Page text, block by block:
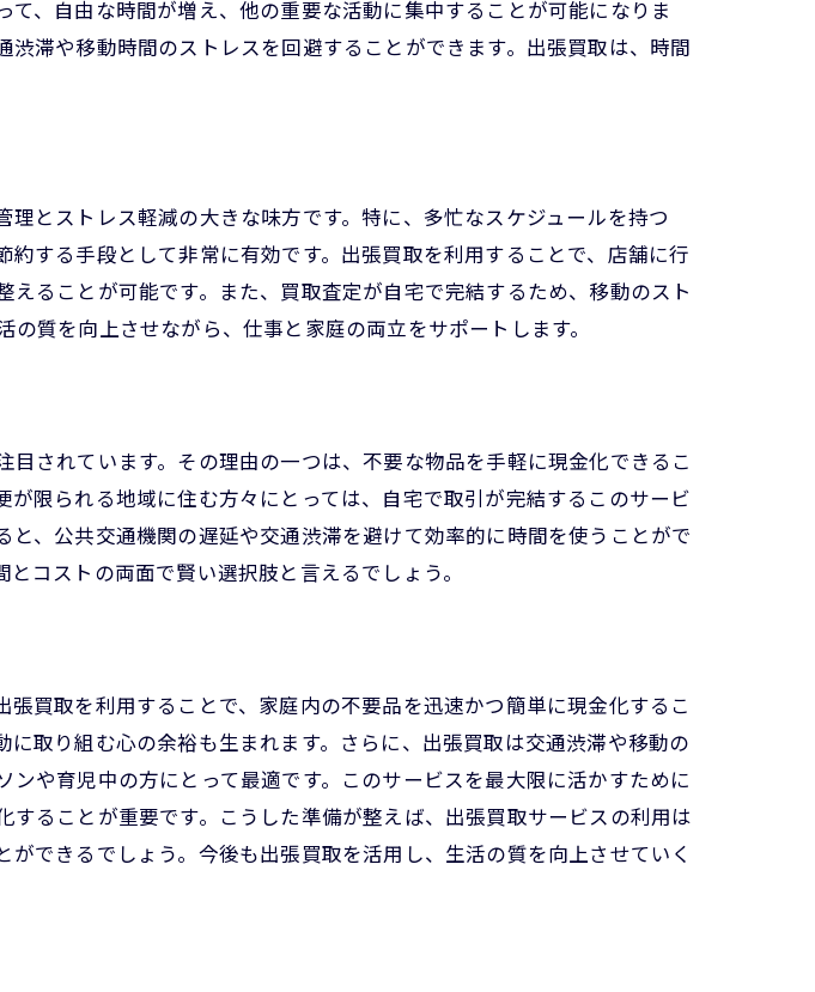
通問題への影響
らす生活空間の新提案
れる新しい生活空間
る出張買取のすすめ
促進する出張買取
住空間の最適化
間作りに役立つ出張買取
できる出張買取
出張買取の魅力
を実現する出張買取
出張買取のシステム
出張買取の効果
活のスマート化
張買取のサポート
、自由な時間が増え、他の重要な活動に集中することが可能になりま
滞や移動時間のストレスを回避することができます。出張買取は、時間
とストレス軽減の大きな味方です。特に、多忙なスケジュールを持つ
する手段として非常に有効です。出張買取を利用することで、店舗に行
ることが可能です。また、買取査定が自宅で完結するため、移動のスト
質を向上させながら、仕事と家庭の両立をサポートします。
されています。その理由の一つは、不要な物品を手軽に現金化できるこ
限られる地域に住む方々にとっては、自宅で取引が完結するこのサービ
、公共交通機関の遅延や交通渋滞を避けて効率的に時間を使うことがで
コストの両面で賢い選択肢と言えるでしょう。
買取を利用することで、家庭内の不要品を迅速かつ簡単に現金化するこ
取り組む心の余裕も生まれます。さらに、出張買取は交通渋滞や移動の
や育児中の方にとって最適です。このサービスを最大限に活かすために
ることが重要です。こうした準備が整えば、出張買取サービスの利用は
できるでしょう。今後も出張買取を活用し、生活の質を向上させていく